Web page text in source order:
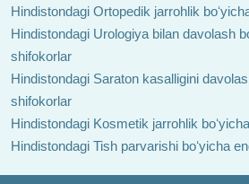
Hindistondagi Ortopedik jarrohlik
Hindistondagi Urologiya bilan davolash
shifokorlar
Hindistondagi Saraton kasalligini
shifokorlar
Hindistondagi Kosmetik jarrohlik
Hindistondagi Tish parvarishi boʻyicha